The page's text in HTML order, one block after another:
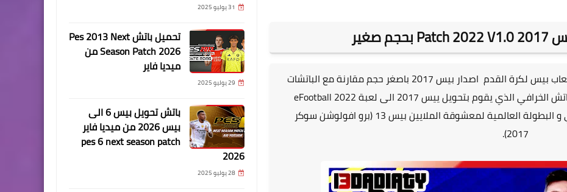
يقدم موقع اعداديتي احدث و أقوى باتشات العاب بيس لكرة القدم اصدار بيس 2017 باصغر حجم مقارنة مع الباتشات
الاخرى. موقع اعداديتي يقترح تجربة هذا الباتش الخرافي الذي يقوم بتحويل ييس 2017 الى لعبة eFootball 2022
بشكل كامل باضافة كل من الدوري المصري و البطولة العالمية لمعشوقة الملايين بيس 13 (برو افولوشن سوكر
2017).
31 يوليو 2025
تحميل باتش Pes 2013 Next
Season Patch 2026 من
ميديا فاير
29 يوليو 2025
باتش تحويل بيس 6 الى
بيس 2026 من ميديا فاير
pes 6 next season patch
2026
28 يوليو 2025